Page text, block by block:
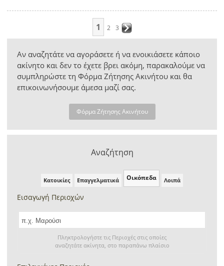
1 2 3
Αν αναζητάτε να αγοράσετε ή να ενοικιάσετε κάποιο
ακίνητο και δεν το έχετε βρει ακόμη, παρακαλούμε να
συμπληρώστε τη Φόρμα Ζήτησης Ακινήτου και θα
επικοινωνήσουμε άμεσα μαζί σας.
Φόρμα Ζήτησης Ακινήτου
Αναζήτηση
Κατοικίες Επαγγελματικά Οικόπεδα Λοιπά
Εισαγωγή Περιοχών
Πληκτρολογήστε τις Περιοχές στις οποίες
αναζητάτε ακίνητα, στο παραπάνω πλαίσιο